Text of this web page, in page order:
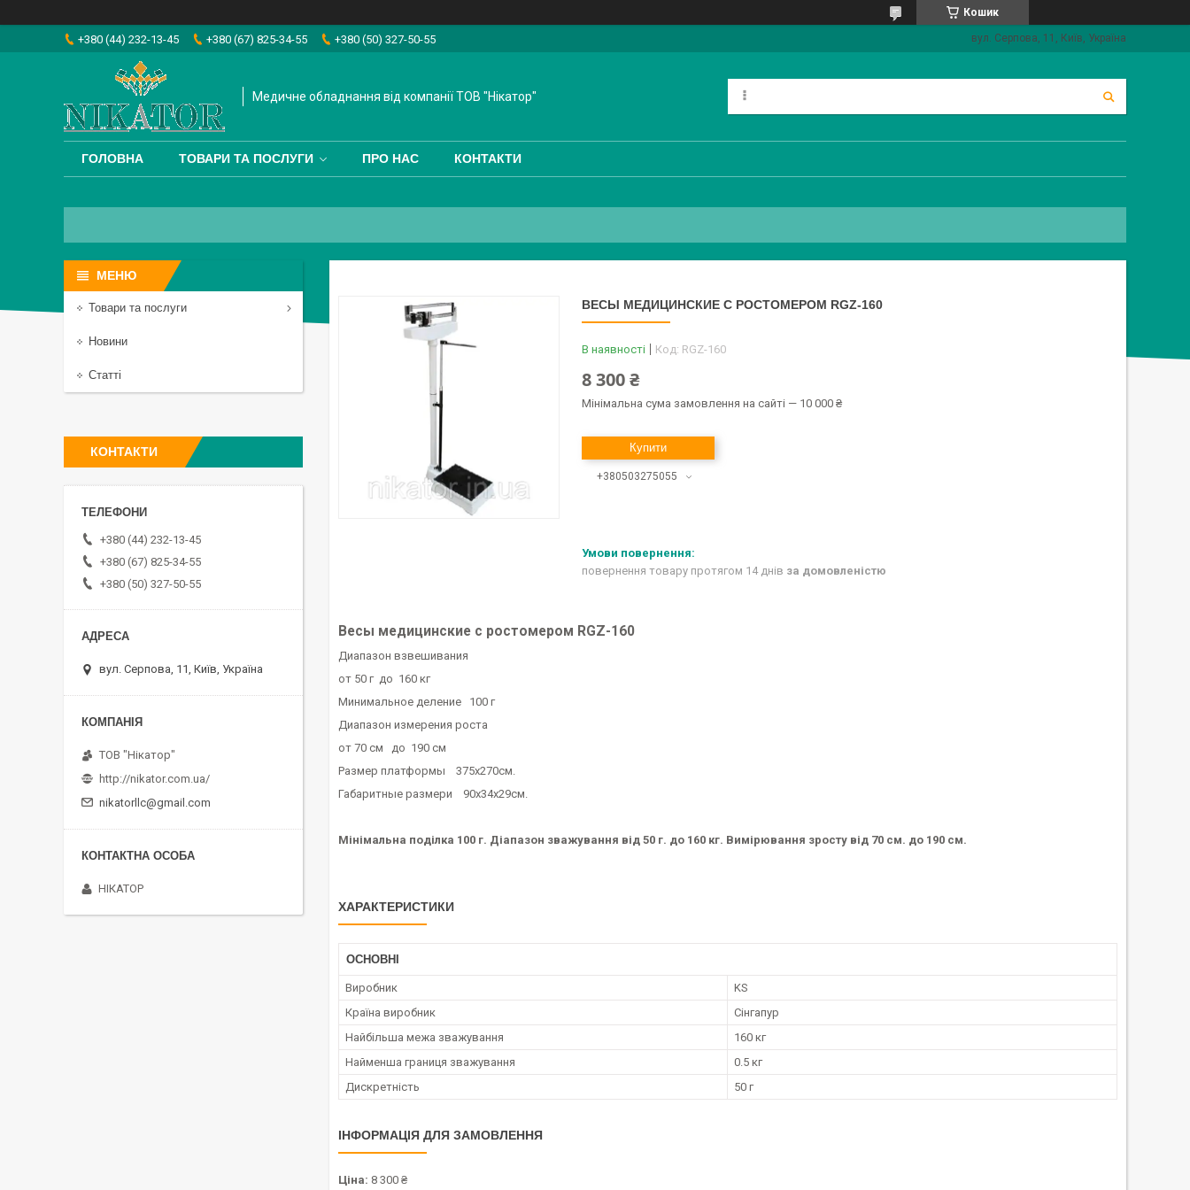
Кошик
+380 (44) 232-13-45 +380 (67) 825-34-55 +380 (50) 327-50-55 вул. Серпова, 11, Київ, Україна
Медичне обладнання від компанії ТОВ "Нікатор"
ГОЛОВНА ТОВАРИ ТА ПОСЛУГИ ПРО НАС КОНТАКТИ
ВЕСЫ МЕДИЦИНСКИЕ С РОСТОМЕРОМ RGZ-160
В наявності Код: RGZ-160
8 300 ₴
Мінімальна сума замовлення на сайті — 10 000 ₴
Купити
+380503275055
повернення товару протягом 14 днів за домовленістю
Весы медицинские с ростомером RGZ-160
Диапазон взвешивания
от 50 г до 160 кг
Минимальное деление 100 г
Диапазон измерения роста
от 70 см до 190 см
Размер платформы 375х270см.
Габаритные размери 90х34х29см.
Мінімальна поділка 100 г. Діапазон зважування від 50 г. до 160 кг. Вимірювання зросту від 70 см. до 190 см.
ХАРАКТЕРИСТИКИ
ОСНОВНІ
Виробник
KS
Країна виробник
Сінгапур
Найбільша межа зважування
160 кг
Найменша границя зважування
0.5 кг
Дискретність
50 г
ІНФОРМАЦІЯ ДЛЯ ЗАМОВЛЕННЯ
Ціна: 8 300 ₴
Товари та послуги
Новини
Статті
КОНТАКТИ
+380 (44) 232-13-45
+380 (67) 825-34-55
+380 (50) 327-50-55
вул. Серпова, 11, Київ, Україна
ТОВ "Нікатор"
http://nikator.com.ua/
nikatorllc@gmail.com
НІКАТОР